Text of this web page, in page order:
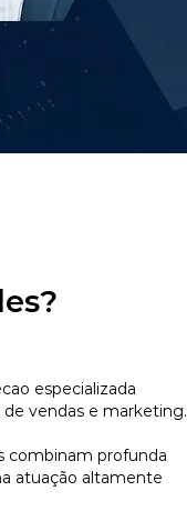
especializada
vendas e marketing.
combinam profunda
atuação altamente